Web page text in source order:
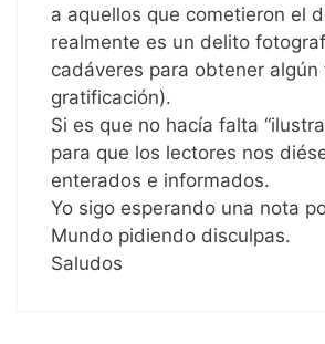
a aquellos que cometieron el
realmente es un delito
cadáveres para obtener algún
gratificación).
Si es que no hacía falta
para que los lectores nos
enterados e informados.
Yo sigo esperando una nota
Mundo pidiendo disculpas.
Saludos